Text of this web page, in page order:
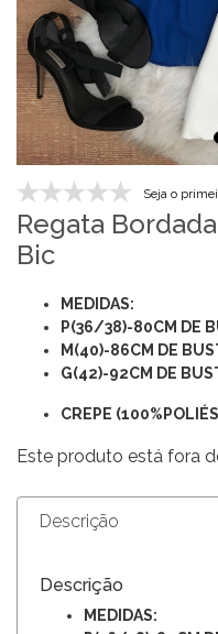
Seja o
Regata
Bic
MEDIDAS:
P(36/38)-80CM DE
M(40)-86CM DE
G(42)-92CM DE
CREPE (
Este produto está fora
Descrição
Descrição
MEDIDAS: